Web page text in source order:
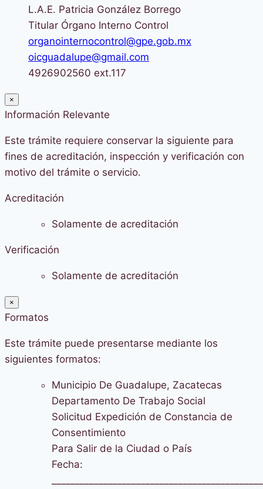
L.A.E. Patricia González Borrego
Titular Órgano Interno Control
organointernocontrol@gpe.gob.mx
oicguadalupe@gmail.com
4926902560 ext.117
×
Información Relevante
Este trámite requiere conservar la siguiente para
fines de acreditación, inspección y verificación con
motivo del trámite o servicio.
Acreditación
Solamente de acreditación
Verificación
Solamente de acreditación
×
Formatos
Este trámite puede presentarse mediante los
siguientes formatos:
Municipio De Guadalupe, Zacatecas
Departamento De Trabajo Social
Solicitud Expedición de Constancia de
Consentimiento
Para Salir de la Ciudad o País
Fecha: